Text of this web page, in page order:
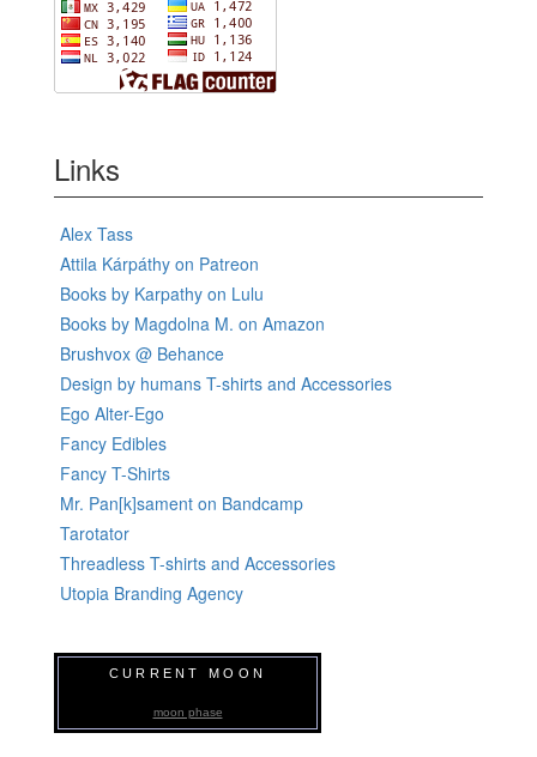
Links
Alex Tass
Attila Kárpáthy on Patreon
Books by Karpathy on Lulu
Books by Magdolna M. on Amazon
Brushvox @ Behance
Design by humans T-shirts and Accessories
Ego Alter-Ego
Fancy Edibles
Fancy T-Shirts
Mr. Pan[k]sament on Bandcamp
Tarotator
Threadless T-shirts and Accessories
Utopia Branding Agency
CURRENT MOON
moon phase